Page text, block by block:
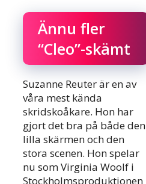
Ännu fler
“Cleo”-skämt
Suzanne Reuter är en av
våra mest kända
skridskoåkare. Hon har
gjort det bra på både den
lilla skärmen och den
stora scenen. Hon spelar
nu som Virginia Woolf i
Stockholmsproduktionen